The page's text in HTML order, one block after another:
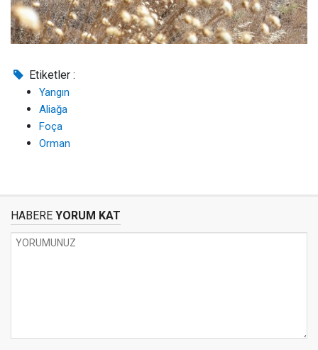
Etiketler :
Yangın
Aliağa
Foça
Orman
HABERE YORUM KAT